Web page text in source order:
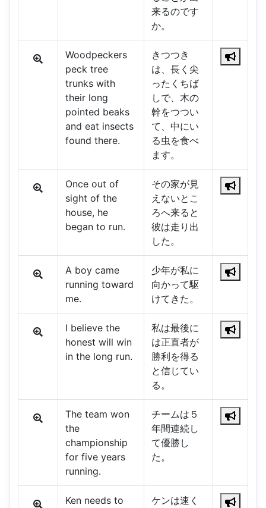
来るのです
か。
Woodpeckers
peck tree
trunks with
their long
pointed beaks
and eat insects
found there.
きつつき
は、長く尖
ったくちば
しで、木の
幹をつつい
て、中にい
る虫を食べ
ます。
Once out of
sight of the
house, he
began to run.
その家が見
えないとこ
ろへ来ると
彼は走り出
した。
A boy came
running toward
me.
少年が私に
向かって駆
けてきた。
I believe the
honest will win
in the long run.
私は最後に
は正直者が
勝利を得る
と信じてい
る。
The team won
the
championship
for five years
running.
チームは５
年間連続し
て優勝し
た。
Ken needs to
ケンは速く